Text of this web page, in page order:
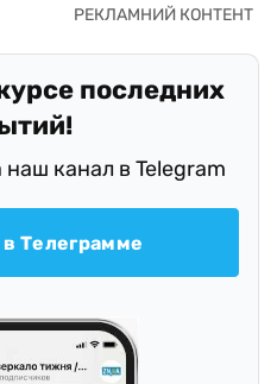
последних
канал в Telegram
Телеграмме